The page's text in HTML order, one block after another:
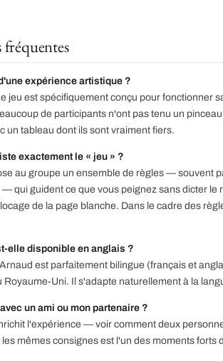
fréquentes
expérience artistique ?
jeu est spécifiquement conçu pour fonctionner
de participants n'ont pas tenu un
un tableau dont ils sont vraiment fiers.
exactement le « jeu » ?
au groupe un ensemble de règles — souvent
qui guident ce que vous peignez sans dicter le
de la page blanche. Dans le cadre des
elle disponible en anglais ?
est parfaitement bilingue (français et
Royaume-Uni. Il s'adapte naturellement à la
un ami ou mon partenaire ?
l'expérience — voir comment deux
mêmes consignes est l'un des moments forts